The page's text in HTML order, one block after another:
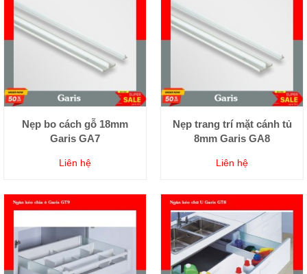
Nẹp bo cách gỗ 18mm
Garis GA7
Liên hệ
Nẹp trang trí mặt cánh tủ
8mm Garis GA8
Liên hệ